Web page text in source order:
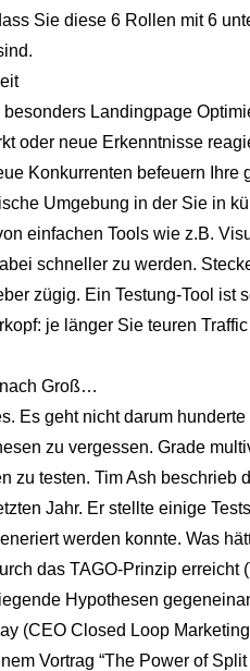
Sie diese 6 Rollen mit 6
Landingpage
oder neue Erkenntnisse
Konkurrenten befeuern
Umgebung in der Sie in
einfachen Tools wie z.B.
schneller zu werden.
zügig. Ein Testung-Tool ist
je länger Sie teuren
Groß…
Es geht nicht darum
zu vergessen. Grade
zu testen. Tim Ash beschrieb
Jahr. Er stellte einige
werden konnte. Was
das TAGO-Prinzip erreicht
Hypothesen
(CEO Closed Loop
Vortrag “The Power of Split